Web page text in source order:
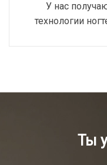
У нас
технологии
Ты